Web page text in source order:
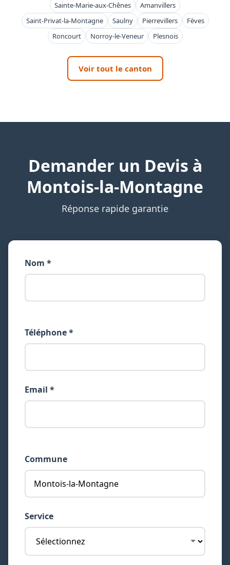
Sainte-Marie-aux-Chênes
Amanvillers
Saint-Privat-la-Montagne
Saulny Pierrevillers
Fèves
Roncourt
Norroy-le-Veneur Plesnois
Voir tout le canton
Demander un Devis à
Montois-la-Montagne
Réponse rapide garantie
Nom *
Téléphone *
Email *
Commune
Service